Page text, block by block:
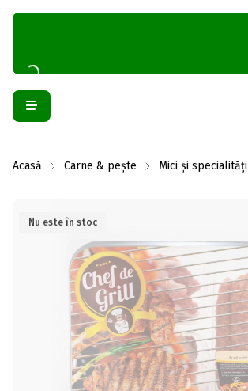
Acasă Carne & pește Mici și specialități
Nu este în stoc